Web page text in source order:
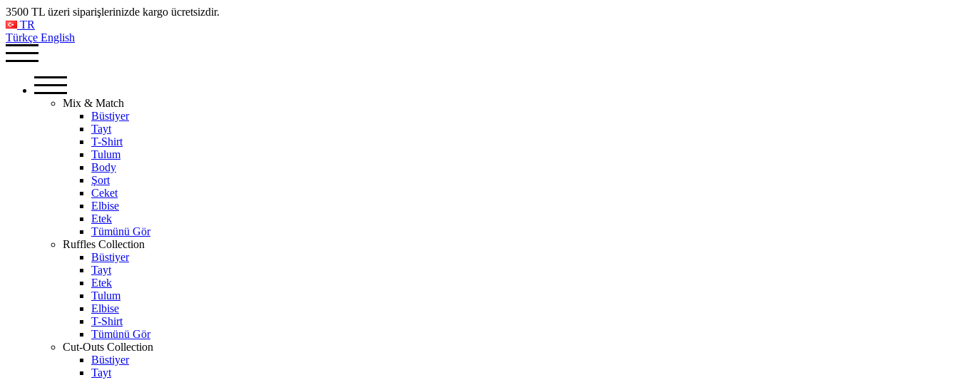
3500 TL üzeri siparişlerinizde kargo ücretsizdir.
TR
Türkçe English
Mix & Match
Büstiyer
Tayt
T-Shirt
Tulum
Body
Şort
Ceket
Elbise
Etek
Tümünü Gör
Ruffles Collection
Büstiyer
Tayt
Etek
Tulum
Elbise
T-Shirt
Tümünü Gör
Cut-Outs Collection
Büstiyer
Tayt